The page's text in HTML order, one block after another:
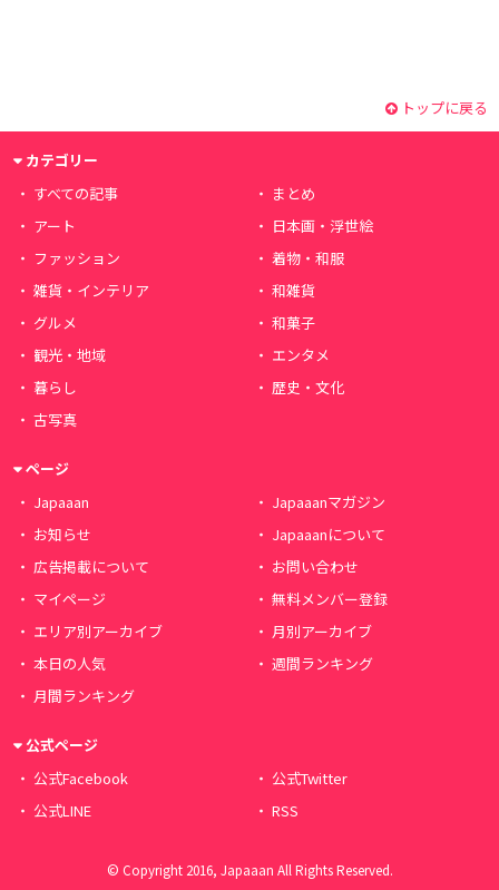
トップに戻る
カテゴリー
すべての記事
まとめ
アート
日本画・浮世絵
ファッション
着物・和服
雑貨・インテリア
和雑貨
グルメ
和菓子
観光・地域
エンタメ
暮らし
歴史・文化
古写真
ページ
Japaaan
Japaaanマガジン
お知らせ
Japaaanについて
広告掲載について
お問い合わせ
マイページ
無料メンバー登録
エリア別アーカイブ
月別アーカイブ
本日の人気
週間ランキング
月間ランキング
公式ページ
公式Facebook
公式Twitter
公式LINE
RSS
© Copyright 2016, Japaaan All Rights Reserved.